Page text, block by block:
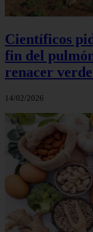
Científicos
fin del
renacer
14/02/2026